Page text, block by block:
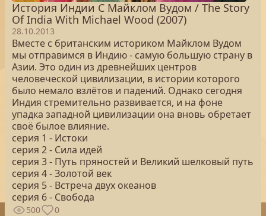
История Индии С Майклом Вудом / The Story
Of India With Michael Wood (2007)
28.10.2013
Вместе с британским историком Майклом Вудом
мы отправимся в Индию - самую большую страну в
Азии. Это один из древнейших центров
человеческой цивилизации, в истории которого
было немало взлётов и падений. Однако сегодня
Индия стремительно развивается, и на фоне
упадка западной цивилизации она вновь обретает
своё былое влияние.
серия 1 - Истоки
серия 2 - Сила идей
серия 3 - Путь пряностей и Великий шелковый путь
серия 4 - Золотой век
серия 5 - Встреча двух океанов
серия 6 - Свобода
500 0